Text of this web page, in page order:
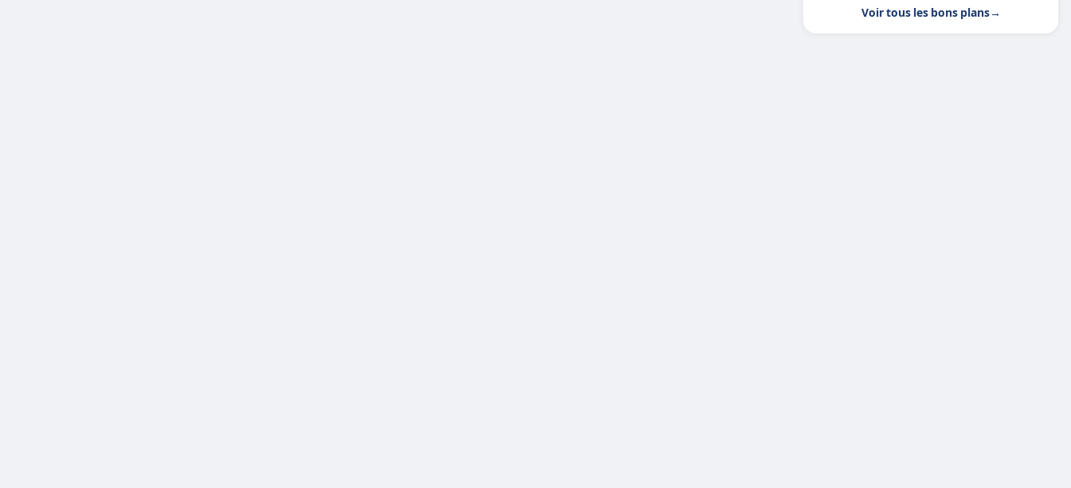
Voir tous les bons plans→